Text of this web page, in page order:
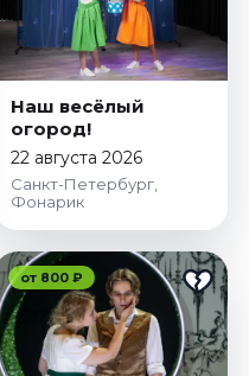
Наш весёлый
огород!
22 августа 2026
Санкт-Петербург,
Фонарик
от 800 ₽